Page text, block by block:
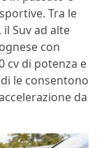
Tra le
Suv ad alte
con
cv di potenza e
le consentono
da